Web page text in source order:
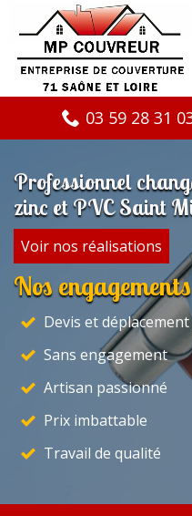
03 59 28 31
Professionnel
zinc et PVC Saint
Voir nos réalisations
Nos engagements
Devis et
Sans engagement
Artisan passionné
Prix imbattable
Travail de qualité